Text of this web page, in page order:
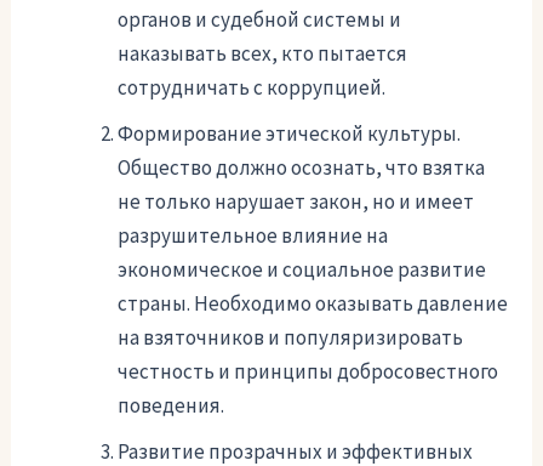
органов и судебной системы и
наказывать всех, кто пытается
сотрудничать с коррупцией.
Формирование этической культуры.
Общество должно осознать, что взятка
не только нарушает закон, но и имеет
разрушительное влияние на
экономическое и социальное развитие
страны. Необходимо оказывать давление
на взяточников и популяризировать
честность и принципы добросовестного
поведения.
Развитие прозрачных и эффективных